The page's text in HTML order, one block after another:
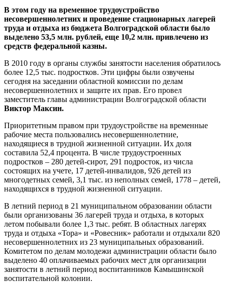
В этом году на временное трудоустройство
несовершеннолетних и проведение стационарных лагерей
труда и отдыха из бюджета Волгоградской области было
выделено 53,5 млн. рублей, еще 10,2 млн. привлечено из
средств федеральной казны.
В 2010 году в органы службы занятости населения обратилось
более 12,5 тыс. подростков. Эти цифры были озвучены
сегодня на заседании областной комиссии по делам
несовершеннолетних и защите их прав. Его провел
заместитель главы администрации Волгоградской области
Виктор Максин.
Приоритетным правом при трудоустройстве на временные
рабочие места пользовались несовершеннолетние,
находящиеся в трудной жизненной ситуации. Их доля
составила 52,4 процента. В числе трудоустроенных
подростков – 280 детей-сирот, 291 подросток, из числа
состоящих на учете, 17 детей-инвалидов, 926 детей из
многодетных семей, 3,1 тыс. из неполных семей, 1778 – детей,
находящихся в трудной жизненной ситуации.
В летний период в 21 муниципальном образовании области
были организованы 36 лагерей труда и отдыха, в которых
летом побывали более 1,3 тыс. ребят. В областных лагерях
труда и отдыха «Тора» и «Ровесник» работали и отдыхали 820
несовершеннолетних из 23 муниципальных образований.
Комитетом по делам молодежи администрации области было
выделено 40 оплачиваемых рабочих мест для организации
занятости в летний период воспитанников Камышинской
воспитательной колонии.